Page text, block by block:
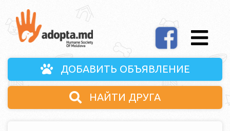
ДОБАВИТЬ ОБЪЯВЛЕНИЕ
НАЙТИ ДРУГА